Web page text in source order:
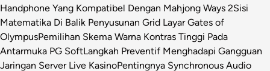
Handphone Yang Kompatibel Dengan Mahjong Ways 2Sisi
Matematika Di Balik Penyusunan Grid Layar Gates of
OlympusPemilihan Skema Warna Kontras Tinggi Pada
Antarmuka PG SoftLangkah Preventif Menghadapi Gangguan
Jaringan Server Live KasinoPentingnya Synchronous Audio